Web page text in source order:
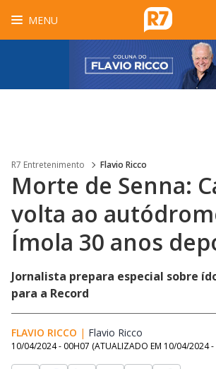
MENU
R7 Entretenimento Flavio Ricco
Morte de Senna:
volta ao
Ímola 30 anos
Jornalista prepara especial sobre
para a Record
FLAVIO RICCO | Flavio Ricco
10/04/2024 - 00H07 (ATUALIZADO EM 10/04/2024 -